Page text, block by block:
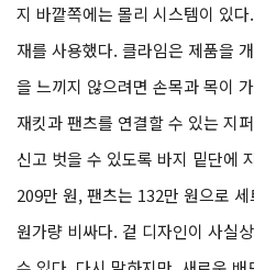
지 바깥쪽에는 몰리 시스템이 있
재를 사용했다. 클라임은 제품을
을 느끼지 않으려면 손목과 목이
재킷과 팬츠를 연결할 수 있는 지
신고 벗을 수 있도록 바지 밑단에
209만 원, 팬츠는 132만 원으로
원가량 비싸다. 겉 디자인이 사실